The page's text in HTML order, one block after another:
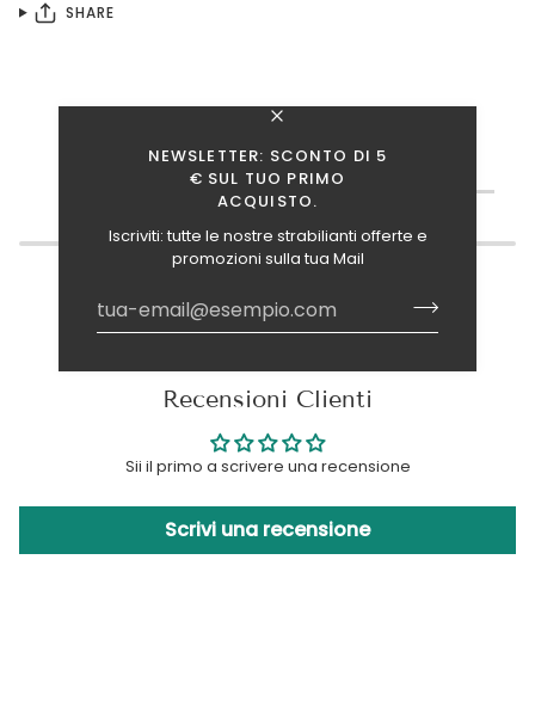
NEWSLETTER: SCONTO DI 5
€ SUL TUO PRIMO
ACQUISTO.
Iscriviti: tutte le nostre strabilianti offerte e
promozioni sulla tua Mail
SHARE
TI INTERESSANO ANCHE QUESTI ARTICOLI?
Recensioni Clienti
Sii il primo a scrivere una recensione
Scrivi una recensione